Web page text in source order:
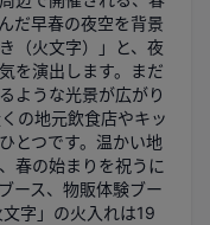
だ早春の夜空を背景
（火文字）」と、夜
を演出します。まだ
ような光景が広がり
の地元飲食店やキッ
とつです。温かい地
春の始まりを祝うに
ース、物販体験ブー
字」の火入れは19